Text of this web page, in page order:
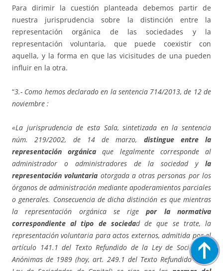
Para dirimir la cuestión planteada debemos partir de
nuestra jurisprudencia sobre la distinción entre la
representación orgánica de las sociedades y la
representación voluntaria, que puede coexistir con
aquella, y la forma en que las vicisitudes de una pueden
influir en la otra.
“3.- Como hemos declarado en la sentencia 714/2013, de 12 de
noviembre :
«La jurisprudencia de esta Sala, sintetizada en la sentencia
núm. 219/2002, de 14 de marzo, distingue entre la
representación orgánica que legalmente corresponde al
administrador o administradores de la sociedad y la
representación voluntaria otorgada a otras personas por los
órganos de administración mediante apoderamientos parciales
o generales. Consecuencia de dicha distinción es que mientras
la representación orgánica se rigepor la normativa
correspondiente al tipo de sociedad de que se trate, la
representación voluntaria para actos externos, admitida por el
artículo 141.1 del Texto Refundido de la Ley de Sociedades
Anónimas de 1989 (hoy, art. 249.1 del Texto Refundido de la